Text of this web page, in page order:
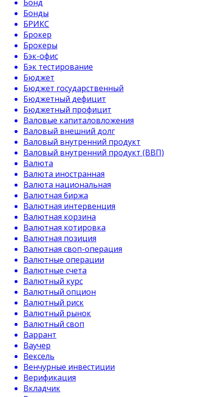
Бонд
Бонды
БРИКС
Брокер
Брокеры
Бэк-офис
Бэк тестирование
Бюджет
Бюджет государственный
Бюджетный дефицит
Бюджетный профицит
Валовые капиталовложения
Валовый внешний долг
Валовый внутренний продукт
Валовый внутренний продукт (ВВП)
Валюта
Валюта иностранная
Валюта национальная
Валютная биржа
Валютная интервенция
Валютная корзина
Валютная котировка
Валютная позиция
Валютная своп-операция
Валютные операции
Валютные счета
Валютный курс
Валютный опцион
Валютный риск
Валютный рынок
Валютный своп
Варрант
Ваучер
Вексель
Венчурные инвестиции
Верификация
Вкладчик